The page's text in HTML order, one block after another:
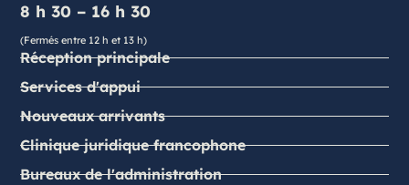
8 h 30 – 16 h 30
(Fermés entre 12 h et 13 h)
Réception principale
Services d'appui
Nouveaux arrivants
Clinique juridique francophone
Bureaux de l'administration